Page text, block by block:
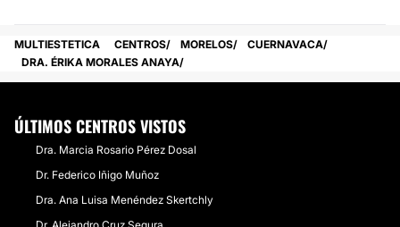
MULTIESTETICA CENTROS MORELOS
CUERNAVACA
DRA. ÉRIKA MORALES ANAYA
ÚLTIMOS CENTROS VISTOS
Dra. Marcia Rosario Pérez Dosal
Dr. Federico Iñigo Muñoz
Dra. Ana Luisa Menéndez Skertchly